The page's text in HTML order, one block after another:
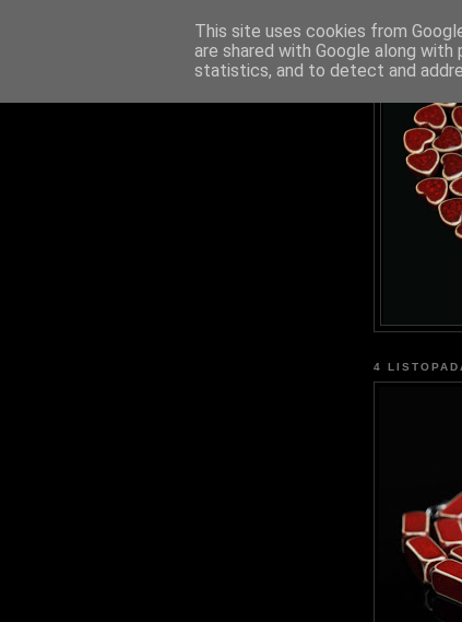
4
This site uses cookies from
are shared with Google along
statistics, and to detect and